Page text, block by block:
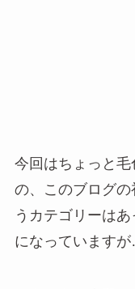
今回はちょっと
の、このブログ
うカテゴリーは
になっています